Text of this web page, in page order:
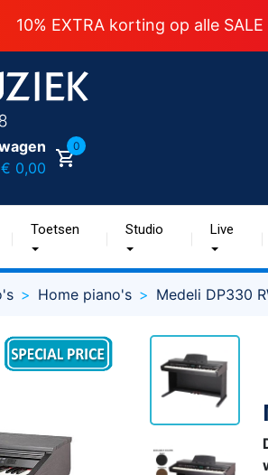
10% EXTRA korting op alle SALE
€ 0,00
0
Toetsen Studio Live
Home piano's Medeli DP330